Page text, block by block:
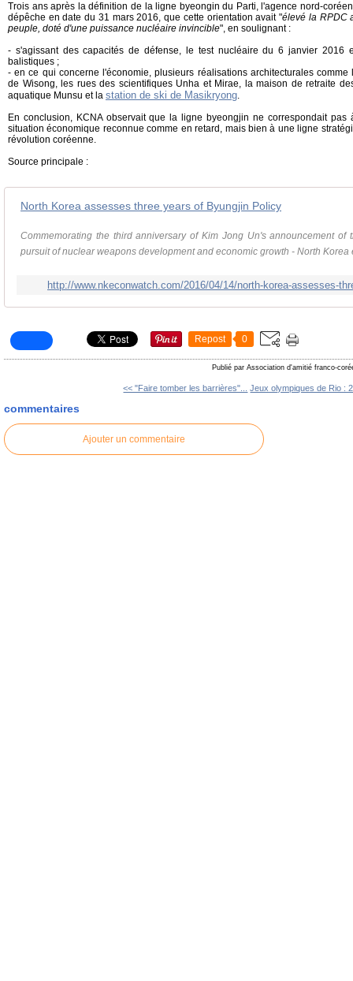
Trois ans après la définition de la ligne byeongin du Parti, l'agence nord-
dépêche en date du 31 mars 2016, que cette orientation avait "élevé la RPDC
peuple, doté d'une puissance nucléaire invincible", en soulignant :
- s'agissant des capacités de défense, le test nucléaire du 6 janvier 2016
balistiques ;
- en ce qui concerne l'économie, plusieurs réalisations architecturales
de Wisong, les rues des scientifiques Unha et Mirae, la maison de retraite
aquatique Munsu et la station de ski de Masikryong.
En conclusion, KCNA observait que la ligne byeongjin ne correspondait
situation économique reconnue comme en retard, mais bien à une ligne
révolution coréenne.
Source principale :
North Korea assesses three years of Byungjin Policy
Commemorating the third anniversary of Kim Jong Un's announcement
pursuit of nuclear weapons development and economic growth - North Korea
http://www.nkeconwatch.com/2016/04/14/north-korea-assesses-
Repost 0
Publié par Association d'amitié franco-
<< "Faire tomber les barrières"... Jeux olympiques de Rio :
commentaires
Ajouter un commentaire